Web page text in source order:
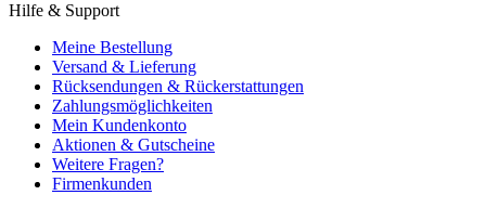
Hilfe & Support
Meine Bestellung
Versand & Lieferung
Rücksendungen & Rückerstattungen
Zahlungsmöglichkeiten
Mein Kundenkonto
Aktionen & Gutscheine
Weitere Fragen?
Firmenkunden